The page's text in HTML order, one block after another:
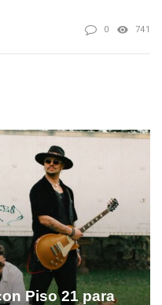
0 741
Piso 21 para